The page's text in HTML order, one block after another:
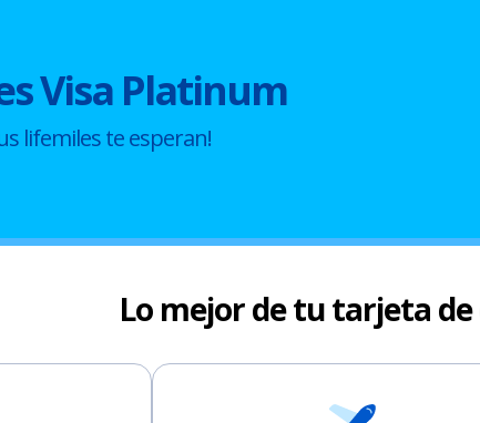
Visa Platinum
lifemiles te esperan!
Lo mejor de tu tarjeta